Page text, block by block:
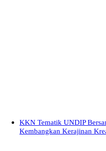
KKN Tematik UNDIP
Kembangkan Kerajinan